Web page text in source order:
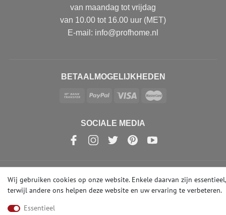
van maandag tot vrijdag
van 10.00 tot 16.00 uur (MET)
E-mail: info@profhome.nl
BETAALMOGELIJKHEDEN
SOCIALE MEDIA
© Copyright 2026 | e-Delux GmbH
Wij gebruiken cookies op onze website. Enkele daarvan zijn essentieel,
terwijl andere ons helpen deze website en uw ervaring te verbeteren.
Essentieel